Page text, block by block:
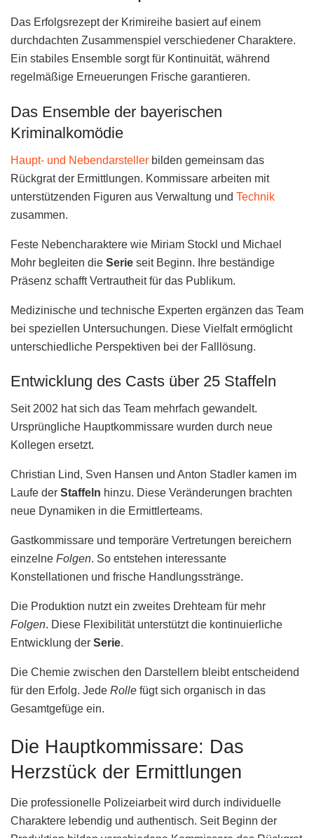
Das Erfolgsrezept der Krimireihe basiert auf einem
durchdachten Zusammenspiel verschiedener Charaktere.
Ein stabiles Ensemble sorgt für Kontinuität, während
regelmäßige Erneuerungen Frische garantieren.
Das Ensemble der bayerischen
Kriminalkomödie
Haupt- und Nebendarsteller bilden gemeinsam das
Rückgrat der Ermittlungen. Kommissare arbeiten mit
unterstützenden Figuren aus Verwaltung und Technik
zusammen.
Feste Nebencharaktere wie Miriam Stockl und Michael
Mohr begleiten die Serie seit Beginn. Ihre beständige
Präsenz schafft Vertrautheit für das Publikum.
Medizinische und technische Experten ergänzen das Team
bei speziellen Untersuchungen. Diese Vielfalt ermöglicht
unterschiedliche Perspektiven bei der Falllösung.
Entwicklung des Casts über 25 Staffeln
Seit 2002 hat sich das Team mehrfach gewandelt.
Ursprüngliche Hauptkommissare wurden durch neue
Kollegen ersetzt.
Christian Lind, Sven Hansen und Anton Stadler kamen im
Laufe der Staffeln hinzu. Diese Veränderungen brachten
neue Dynamiken in die Ermittlerteams.
Gastkommissare und temporäre Vertretungen bereichern
einzelne Folgen. So entstehen interessante
Konstellationen und frische Handlungsstränge.
Die Produktion nutzt ein zweites Drehteam für mehr
Folgen. Diese Flexibilität unterstützt die kontinuierliche
Entwicklung der Serie.
Die Chemie zwischen den Darstellern bleibt entscheidend
für den Erfolg. Jede Rolle fügt sich organisch in das
Gesamtgefüge ein.
Die Hauptkommissare: Das
Herzstück der Ermittlungen
Die professionelle Polizeiarbeit wird durch individuelle
Charaktere lebendig und authentisch. Seit Beginn der